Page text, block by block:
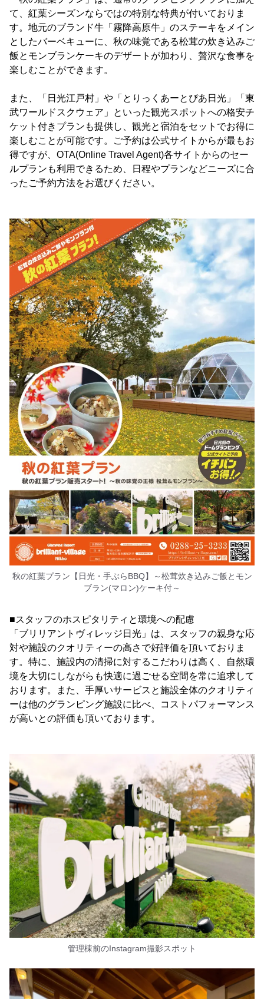
て、紅葉シーズンならではの特別な特典が付いておりま
す。地元のブランド牛「霧降高原牛」のステーキをメイン
としたバーベキューに、秋の味覚である松茸の炊き込みご
飯とモンブランケーキのデザートが加わり、贅沢な食事を
楽しむことができます。
また、「日光江戸村」や「とりっくあーとぴあ日光」「東
武ワールドスクウェア」といった観光スポットへの格安チ
ケット付きプランも提供し、観光と宿泊をセットでお得に
楽しむことが可能です。ご予約は公式サイトからが最もお
得ですが、OTA(Online Travel Agent)各サイトからのセー
ルプランも利用できるため、日程やプランなどニーズに合
ったご予約方法をお選びください。
秋の紅葉プラン【日光・手ぶらBBQ】～松茸炊き込みご飯とモン
ブラン(マロン)ケーキ付～
■スタッフのホスピタリティと環境への配慮
「ブリリアントヴィレッジ日光」は、スタッフの親身な応
対や施設のクオリティーの高さで好評価を頂いておりま
す。特に、施設内の清掃に対するこだわりは高く、自然環
境を大切にしながらも快適に過ごせる空間を常に追求して
おります。また、手厚いサービスと施設全体のクオリティ
ーは他のグランピング施設に比べ、コストパフォーマンス
が高いとの評価も頂いております。
管理棟前のInstagram撮影スポット